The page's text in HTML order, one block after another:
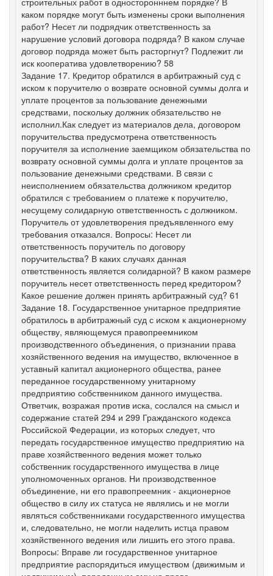
каком порядке могут быть изменены сроки выполнения
работ? Несет ли подрядчик ответственность за
нарушение условий договора подряда? В каком случае
договор подряда может быть расторгнут? Подлежит ли
иск кооператива удовлетворению? 58
Задание 17. Кредитор обратился в арбитражный суд с
иском к поручителю о возврате основной суммы долга и
уплате процентов за пользование денежными
средствами, поскольку должник обязательство не
исполнил.Как следует из материалов дела, договором
поручительства предусмотрена ответственность
поручителя за исполнение заемщиком обязательства по
возврату основной суммы долга и уплате процентов за
пользование денежными средствами. В связи с
неисполнением обязательства должником кредитор
обратился с требованием о платеже к поручителю,
несущему солидарную ответственность с должником.
Поручитель от удовлетворения предъявленного ему
требования отказался. Вопросы: Несет ли
ответственность поручитель по договору
поручительства? В каких случаях данная
ответственность является солидарной? В каком размере
поручитель несет ответственность перед кредитором?
Какое решение должен принять арбитражный суд? 61
Задание 18. Государственное унитарное предприятие
обратилось в арбитражный суд с иском к акционерному
обществу, являющемуся правопреемником
производственного объединения, о признании права
хозяйственного ведения на имущество, включенное в
уставный капитал акционерного общества, ранее
переданное государственному унитарному
предприятию собственником данного имущества.
Ответчик, возражая против иска, сослался на смысл и
содержание статей 294 и 299 Гражданского кодекса
Российской Федерации, из которых следует, что
передать государственное имущество предприятию на
праве хозяйственного ведения может только
собственник государственного имущества в лице
уполномоченных органов. Ни производственное
объединение, ни его правопреемник - акционерное
общество в силу их статуса не являлись и не могли
являться собственниками государственного имущества
и, следовательно, не могли наделить истца правом
хозяйственного ведения или лишить его этого права.
Вопросы: Вправе ли государственное унитарное
предприятие распорядиться имуществом (движимым и